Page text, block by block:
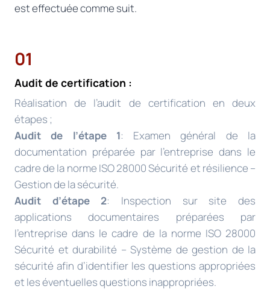
est effectuée comme suit.
01
Audit de certification :
Réalisation de l’audit de certification en deux
étapes ;
Audit de l’étape 1: Examen général de la
documentation préparée par l’entreprise dans le
cadre de la norme ISO 28000 Sécurité et résilience –
Gestion de la sécurité.
Audit d’étape 2: Inspection sur site des
applications documentaires préparées par
l’entreprise dans le cadre de la norme ISO 28000
Sécurité et durabilité – Système de gestion de la
sécurité afin d’identifier les questions appropriées
et les éventuelles questions inappropriées.